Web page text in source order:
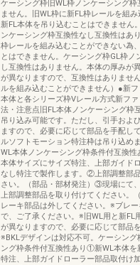
ケーシング枠旧WL枠ノンケーシング枠
ません。旧WL枠に新FL枠レールを組み
新FL本体を吊り込むことはできません
ンケーシング枠互換性なし互換性はあ
枠レールを組み込むことができない為
とはできません。ケーシング枠GL枠ノ
し互換性はありません。本体の厚みが
が異なりますので、互換性はありませ
ルを組み込むことができません）●新フ
本体と各シリーズ枠Vレール方式新フ
法・注意点旧FL本体ノンケーシング枠
吊り込み可能です。ただし、引手およ
ますので、必要に応じて部品を手配し
ルソフトモーション特注枠は吊り込め
WL本体ノンケーシング枠条件付互換
本体サイズにサイズ特注、上部ガイド
なし特注で製作します。②上部調整部
さい。（部品・部材発注）③現場にて
上部調整部品を取り付けてください。
レーキ部品は外してください。※ブレ
で、ご了承ください。※旧WL用と新FL
が異なりますので、必要に応じて部品
※BKLデザインは対応不可。ケーシング
ング枠条件付互換性あり①新WL本体を
特注、上部ガイドローラー部品取付け